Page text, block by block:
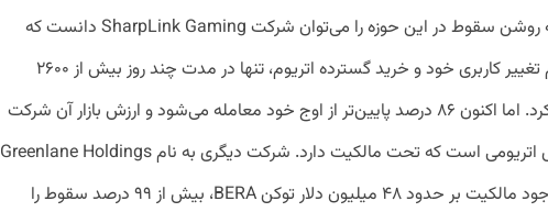
یکی از نمونه روشن سقوط در این حوزه را می‌توان شرکت SharpLink Gaming دانست که
پس از اعلام تغییر کاربری خود و خرید گسترده اتریوم، تنها در مدت چند روز بیش از ۲۶۰۰
درصد رشد کرد. اما اکنون ۸۶ درصد پایین‌تر از اوج خود معامله می‌شود و ارزش بازار آن شرکت
کمتر از ارزش اتریومی است که تحت مالکیت دارد. شرکت دیگری به نام Greenlane Holdings
نیز حالا با وجود مالکیت بر حدود ۴۸ میلیون دلار توکن BERA، بیش از ۹۹ درصد سقوط را